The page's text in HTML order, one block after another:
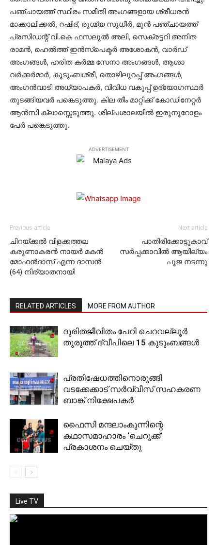
പഞ്ചായത്ത് സ്ഥിരം സമിതി അംഗങ്ങളായ ശ്രീധരന്‍
മാക്കാലിക്കല്‍, റഷീദ്, രുഗ്മ്യ സുധീര്‍, മുന്‍ പഞ്ചായത്ത്
പ്രസിഡന്റ് വി.കെ ഫസലുല്‍ അലി, സെക്രട്ടറി അനിത
രാമന്‍, ഹെല്‍ത്ത് ഇന്‍സ്‌പെക്ടര്‍ അശോകന്‍, വാര്‍ഡ്
അംഗങ്ങള്‍, ഹരിത കര്‍മ്മ സേനാ അംഗങ്ങള്‍, ആശാ
വര്‍ക്കര്‍മാര്‍, കുടുംബശ്രീ, തൊഴിലുറപ്പ് അംഗങ്ങള്‍,
അംഗന്‍വാടി അധ്യാപകര്‍, വിവിധ വകുപ്പ് ഉദ്യോഗസ്ഥര്‍
തുടങ്ങിയവര്‍ പങ്കെടുത്തു. കില തീം മാറ്റിക്ക് കോഡിനേറ്റര്‍
ആന്‍സി ക്ലാസ്സെടുത്തു. ശില്പശാലയില്‍ ഇരുനൂറോളം
പേര്‍ പങ്കെടുത്തു.
ADVERTISEMENT
Previous article
ചിറയ്ക്കല്‍ വിളക്കത്തല
കരുണാകരന്‍ നായര്‍ മകന്‍
മോഹന്‍ദാസ് എന്ന ദാസന്‍
(64) നിര്യാതനായി
Next article
പാതിരിക്കോട്ടുകാവ്
സര്‍പ്പക്കാവില്‍ ആയില്യം
പൂജ നടന്നു
RELATED ARTICLES MORE FROM AUTHOR
ദുരിതജീവിതം പേറി ചെറവല്ലൂര്‍
തുരുത്ത് ദ്വീപിലെ 15 കുടുംബങ്ങള്‍
പ്രതിഷേധത്തിനൊരുങ്ങി
വടക്കേക്കാട് സര്‍വ്വീസ് സഹകരണ
ബാങ്ക് നിക്ഷേപകര്‍
ഫൈസി മന്ദലാംകുന്നിന്റെ
കഥാസമാഹാരം ‘ചെറൂക്ക്’
പ്രകാശനം ചെയ്തു
Live TV